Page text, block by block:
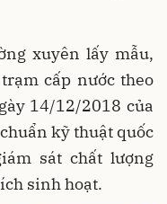
xuyên lấy mẫu,
cấp nước theo
14/12/2018 của
kỹ thuật quốc
sát chất lượng
sinh hoạt.